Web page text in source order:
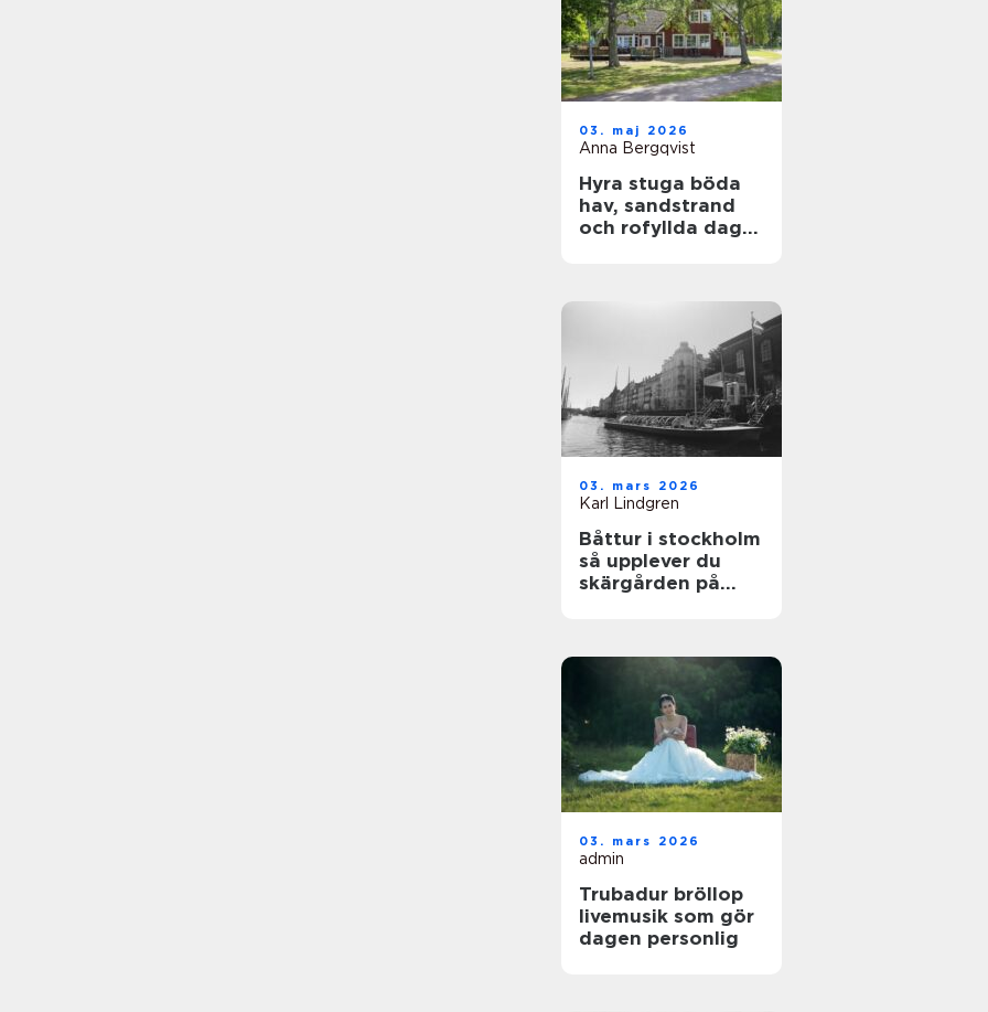
03. maj 2026
Anna Bergqvist
Hyra stuga böda
hav, sandstrand
och rofyllda dagar
03. mars 2026
Karl Lindgren
Båttur i stockholm
så upplever du
skärgården på
03. mars 2026
admin
Trubadur bröllop
livemusik som gör
dagen personlig